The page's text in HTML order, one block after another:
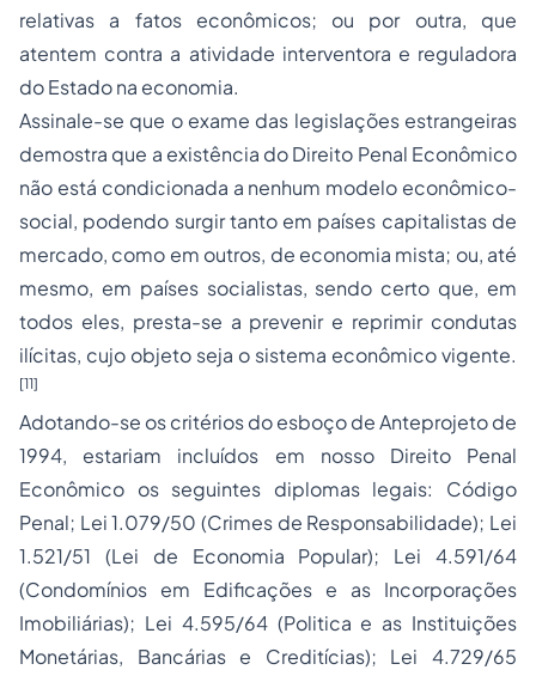
relativas a fatos econômicos; ou por outra, que
atentem contra a atividade interventora e reguladora
do Estado na economia.
Assinale-se que o exame das legislações estrangeiras
demostra que a existência do Direito Penal Econômico
não está condicionada a nenhum modelo econômico-
social, podendo surgir tanto em países capitalistas de
mercado, como em outros, de economia mista; ou, até
mesmo, em países socialistas, sendo certo que, em
todos eles, presta-se a prevenir e reprimir condutas
ilícitas, cujo objeto seja o sistema econômico vigente.
[11]
Adotando-se os critérios do esboço de Anteprojeto de
1994, estariam incluídos em nosso Direito Penal
Econômico os seguintes diplomas legais: Código
Penal; Lei 1.079/50 (Crimes de Responsabilidade); Lei
1.521/51 (Lei de Economia Popular); Lei 4.591/64
(Condomínios em Edificações e as Incorporações
Imobiliárias); Lei 4.595/64 (Politica e as Instituições
Monetárias, Bancárias e Creditícias); Lei 4.729/65